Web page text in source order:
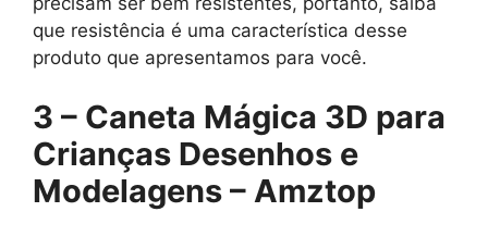
que resistência é uma característica desse
produto que apresentamos para você.
3 – Caneta Mágica 3D para
Crianças Desenhos e
Modelagens – Amztop